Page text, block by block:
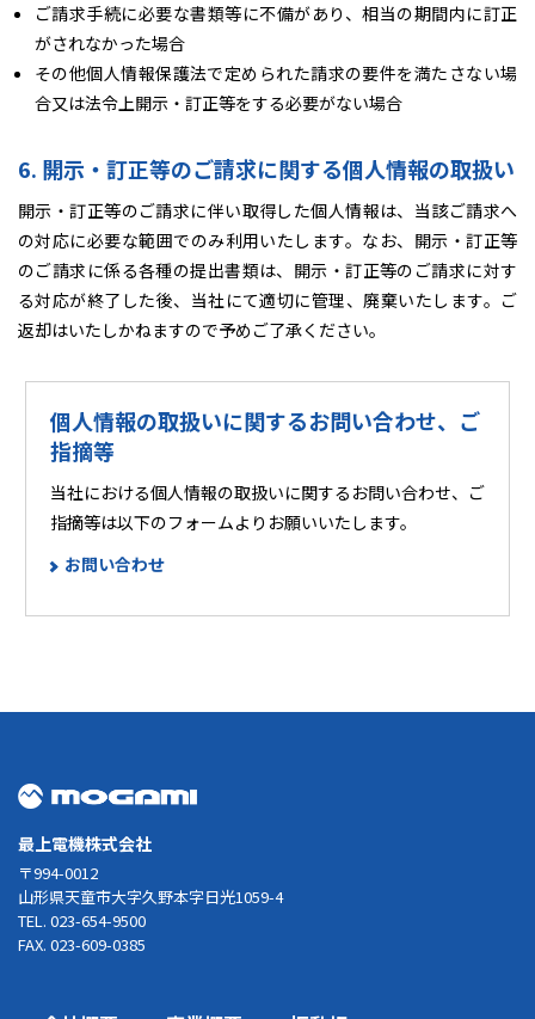
ご請求手続に必要な書類等に不備があり、相当の期間内に訂正
がされなかった場合
その他個人情報保護法で定められた請求の要件を満たさない場
合又は法令上開示・訂正等をする必要がない場合
6. 開示・訂正等のご請求に関する個人情報の取扱い
開示・訂正等のご請求に伴い取得した個人情報は、当該ご請求へ
の対応に必要な範囲でのみ利用いたします。なお、開示・訂正等
のご請求に係る各種の提出書類は、開示・訂正等のご請求に対す
る対応が終了した後、当社にて適切に管理、廃棄いたします。ご
返却はいたしかねますので予めご了承ください。
個人情報の取扱いに関するお問い合わせ、ご
指摘等
当社における個人情報の取扱いに関するお問い合わせ、ご
指摘等は以下のフォームよりお願いいたします。
お問い合わせ
最上電機株式会社
〒994-0012
山形県天童市大字久野本字日光1059-4
TEL. 023-654-9500
FAX. 023-609-0385